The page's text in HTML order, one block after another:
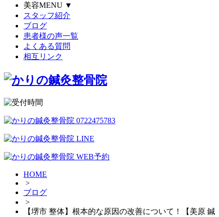
美容MENU ▼
スタッフ紹介
ブログ
患者様の声一覧
よくある質問
相互リンク
HOME
>
ブログ
>
【堺市 整体】根本的な原因の改善について！【美原 鍼